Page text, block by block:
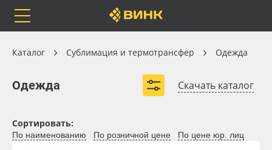
Каталог
Весь каталог
Каталог Сублимация и термотрансфер Одежда
Одежда Скачать каталог
Сублимация и термотрансфер
Худи для печати
Сортировать:
По наименованию По розничной цене По цене юр. лиц